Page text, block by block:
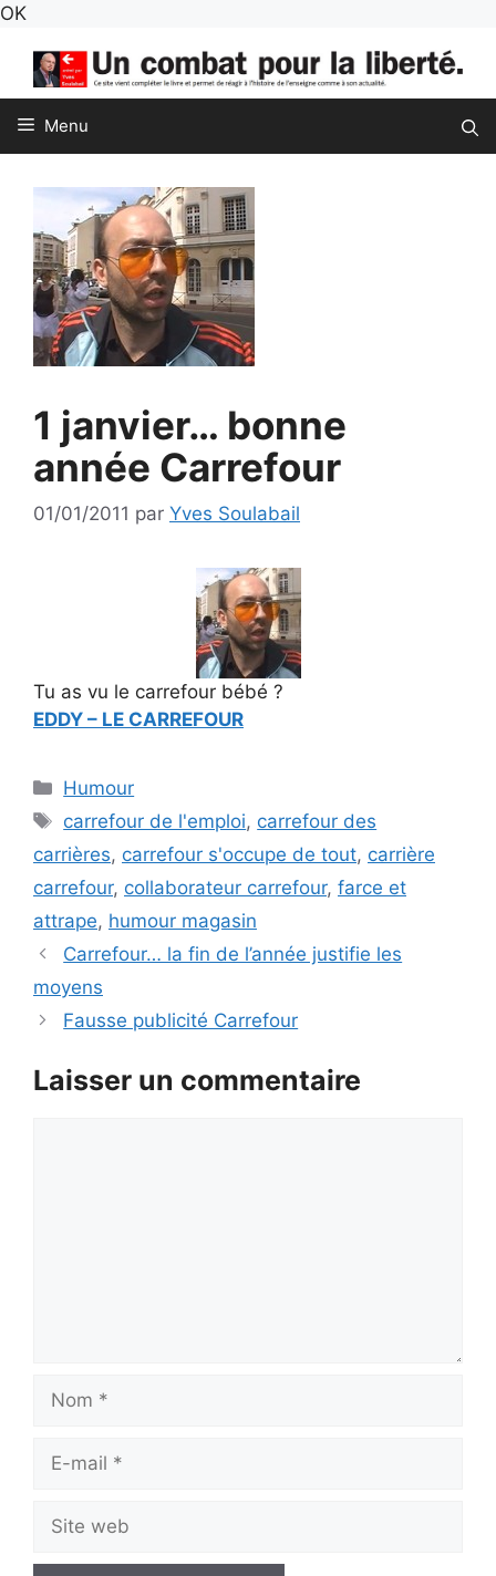
OKAller
contenu
Menu
1 janvier… bonne
année Carrefour
01/01/2011 par Yves Soulabail
Tu as vu le carrefour bébé ?
EDDY – LE CARREFOUR
Catégories
Humour
Étiquettes
carrefour de l'emploi, carrefour des
carrières, carrefour s'occupe de tout, carrière
carrefour, collaborateur carrefour, farce et
attrape, humour magasin
Carrefour… la fin de l’année justifie les
moyens
Fausse publicité Carrefour
Laisser un commentaire
mail
web